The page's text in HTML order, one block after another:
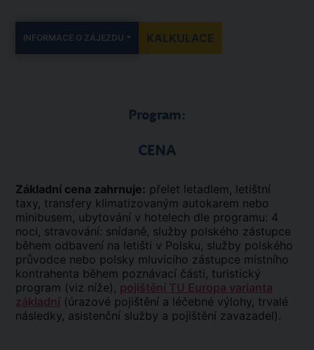
INFORMACE O ZÁJEZDU KALKULACE
Program:
CENA
Základní cena zahrnuje: přelet letadlem, letištní
taxy, transfery klimatizovaným autokarem nebo
minibusem, ubytování v hotelech dle programu: 4
noci, stravování: snídaně, služby polského zástupce
během odbavení na letišti v Polsku, služby polského
průvodce nebo polsky mluvícího zástupce místního
kontrahenta během poznávací části, turistický
program (viz níže), pojištění TU Europa varianta
základní (úrazové pojištění a léčebné výlohy, trvalé
následky, asistenční služby a pojištění zavazadel).